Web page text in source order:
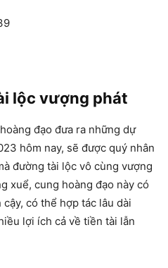
lộc vượng phát
đạo đưa ra những dự
hôm nay, sẽ được quý nhân
đường tài lộc vô cùng vượng
xuể, cung hoàng đạo này có
có thể hợp tác lâu dài
lợi ích cả về tiền tài lẫn